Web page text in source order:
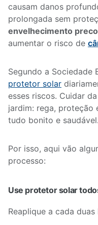
causam danos
prolongada sem
envelhecimento
aumentar o risco de
Segundo a Sociedade
protetor solar
esses riscos. Cuidar
jardim: rega, proteção
tudo bonito e saudável.
Por isso, aqui vão
processo:
Use protetor solar
Reaplique a cada